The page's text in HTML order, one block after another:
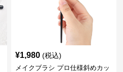
¥1,980 (税込)
メイクブラシ プロ仕様斜めカッ